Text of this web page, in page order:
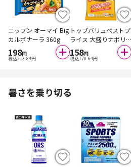
ニップン オーマイ Big
カルボナーラ 360g
198円
税込213.84円
トップバリュベストプ
ライス 大盛りナポリ
タン 1人前 360g
158円
税込170.64円
暑さを乗り切る